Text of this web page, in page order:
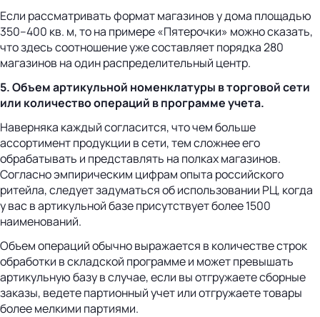
Если рассматривать формат магазинов у дома площадью
350–400 кв. м, то на примере «Пятерочки» можно сказать,
что здесь соотношение уже составляет порядка 280
магазинов на один распределительный центр.
5. Объем артикульной номенклатуры в торговой сети
или количество операций в программе учета.
Наверняка каждый согласится, что чем больше
ассортимент продукции в сети, тем сложнее его
обрабатывать и представлять на полках магазинов.
Согласно эмпирическим цифрам опыта российского
ритейла, следует задуматься об использовании РЦ, когда
у вас в артикульной базе присутствует более 1500
наименований.
Объем операций обычно выражается в количестве строк
обработки в складской программе и может превышать
артикульную базу в случае, если вы отгружаете сборные
заказы, ведете партионный учет или отгружаете товары
более мелкими партиями.